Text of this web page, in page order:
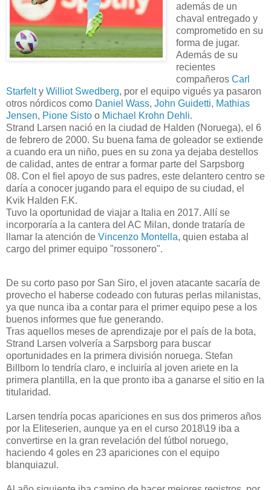
además de un
chaval entregado y
comprometido en su
forma de jugar.
Además de su
recientes
compañeros Carl
Starfelty Williot Swedberg, por el equipo vigués ya pasaron
otros nórdicos como Daniel Wass, John Guidetti, Mathias
Jensen, Pione Sisto o Michael Krohn Dehli.
Strand Larsen nació en la ciudad de Halden (Noruega), el 6
de febrero de 2000. Su buena fama de goleador se extiende
a cuando era un niño, pues en su zona ya dejaba destellos
de calidad, antes de entrar a formar parte del Sarpsborg
08. Con el fiel apoyo de sus padres, este delantero centro se
daría a conocer jugando para el equipo de su ciudad, el
Kvik Halden F.K.
Tuvo la oportunidad de viajar a Italia en 2017. Allí se
incorporaría a la cantera del AC Milan, donde trataría de
llamar la atención de Vincenzo Montella, quien estaba al
cargo del primer equipo "rossonero".
De su corto paso por San Siro, el joven atacante sacaría de
provecho el haberse codeado con futuras perlas milanistas,
ya que nunca iba a contar para el primer equipo pese a los
buenos informes que fue generando.
Tras aquellos meses de aprendizaje por el país de la bota,
Strand Larsen volvería a Sarpsborg para buscar
oportunidades en la primera división noruega. Stefan
Billborn lo tendría claro, e incluiría al joven ariete en la
primera plantilla, en la que pronto iba a ganarse el sitio en la
titularidad.
Larsen tendría pocas apariciones en sus dos primeros años
por la Eliteserien, aunque ya en el curso 2018\19 iba a
convertirse en la gran revelación del fútbol noruego,
haciendo 4 goles en 23 apariciones con el equipo
blanquiazul.